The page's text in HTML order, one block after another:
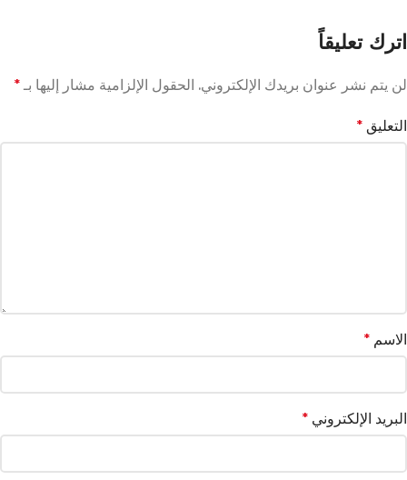
اترك تعليقاً
لن يتم نشر عنوان بريدك الإلكتروني. الحقول الإلزامية مشار إليها بـ *
التعليق *
الاسم *
البريد الإلكتروني *